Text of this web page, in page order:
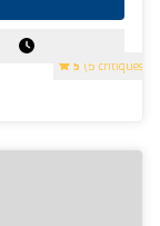
5 (5 critiques)